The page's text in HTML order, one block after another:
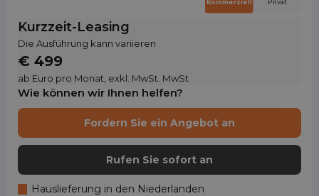
Kurzzeit-Leasing
Die Ausführung kann variieren
€ 499
ab Euro pro Monat, exkl. MwSt. MwSt
Wie können wir Ihnen helfen?
Fordern Sie ein Angebot an
Rufen Sie sofort an
Hauslieferung in den Niederlanden